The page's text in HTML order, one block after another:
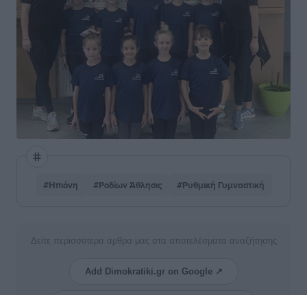
#Ηπιόνη #Ροδίων Άθλησις #Ρυθμική Γυμναστική
Δείτε περισσότερα άρθρα μας στα αποτελέσματα αναζήτησης
Add Dimokratiki.gr on Google ↗